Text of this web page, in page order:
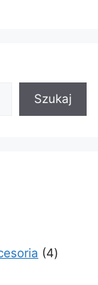
Szukaj
44